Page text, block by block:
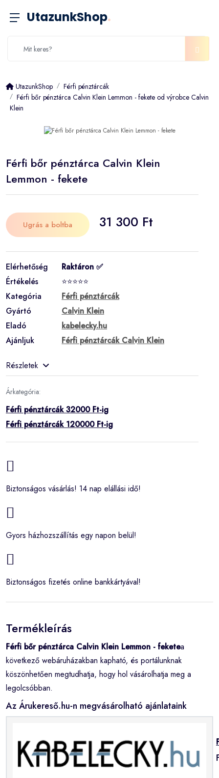
UtazunkShop.
UtazunkShop
Férfi pénztárcák
Férfi bőr pénztárca Calvin Klein Lemmon - fekete od výrobce Calvin
Klein
Férfi bőr pénztárca Calvin Klein
Lemmon - fekete
Ugrás a boltba 31 300 Ft
Elérhetőség
Raktáron ✅
Értékelés
⭐⭐⭐⭐⭐
Kategória
Férfi pénztárcák
Gyártó
Calvin Klein
Eladó
kabelecky.hu
Ajánljuk
Férfi pénztárcák Calvin Klein
Részletek
Árkategória:
Férfi pénztárcák 32000 Ft-ig
Férfi pénztárcák 120000 Ft-ig
Biztonságos vásárlás! 14 nap elállási idő!
Gyors házhozszállítás egy napon belül!
Biztonságos fizetés online bankkártyával!
Termékleírás
Férfi bőr pénztárca Calvin Klein Lemmon - feketea
következő webáruházakban kapható, és portálunknak
köszönhetően megtudhatja, hogy hol vásárolhatja meg a
legolcsóbban.
Az Árukereső.hu-n megvásárolható ajánlataink